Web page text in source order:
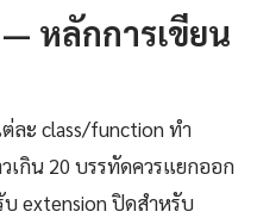
หลักการเขียน
ละ class/function ทำ
เกิน 20 บรรทัดควรแยกออก
extension ปิดสำหรับ